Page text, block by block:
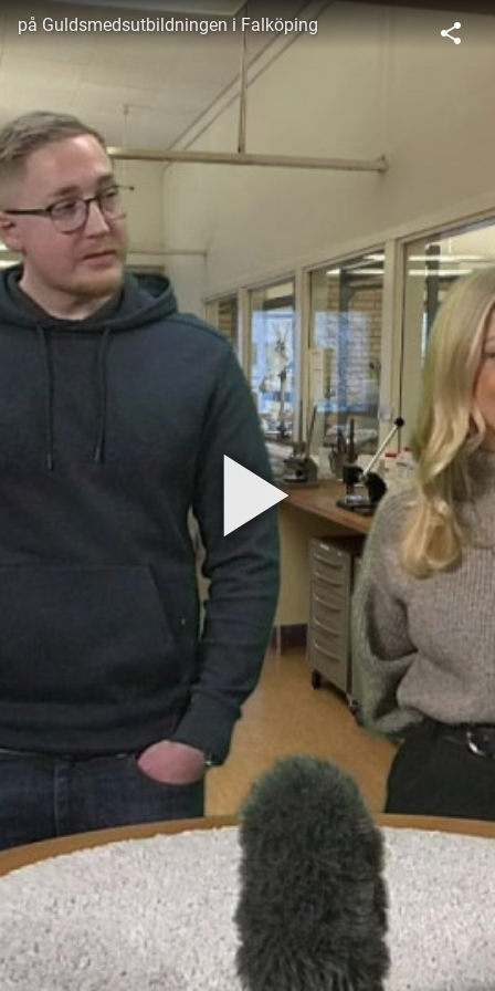
på Guldsmedsutbildningen i Falköping